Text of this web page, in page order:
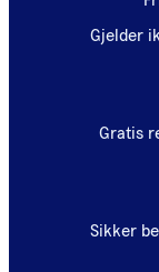
Gjelder
Gratis
Sikker